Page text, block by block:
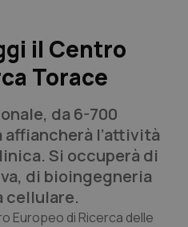
il Centro
Torace
da 6-700
l’attività
Si occuperà di
di bioingegneria
cellulare.
Europeo di Ricerca delle